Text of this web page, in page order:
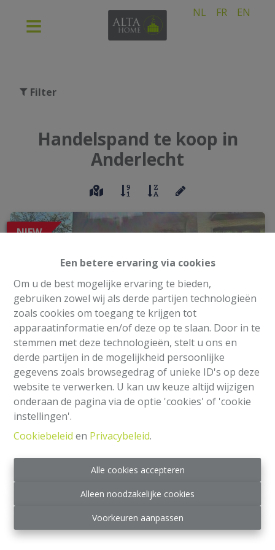
Een betere ervaring via cookies
Om u de best mogelijke ervaring te bieden,
gebruiken zowel wij als derde partijen technologieën
zoals cookies om toegang te krijgen tot
apparaatinformatie en/of deze op te slaan. Door in te
stemmen met deze technologieën, stelt u ons en
derde partijen in de mogelijkheid persoonlijke
gegevens zoals browsegedrag of unieke ID's op deze
website te verwerken. U kan uw keuze altijd wijzigen
onderaan de pagina via de optie 'cookies' of 'cookie
instellingen'.
Cookiebeleid en Privacybeleid.
Alle cookies accepteren
Alleen noodzakelijke cookies
Voorkeuren aanpassen
NL FR EN
Filter
Handelspand te koop in
Anderlecht
NIEW
Burelen
Boulevard Aristide Briand 24, 1070 Anderlecht